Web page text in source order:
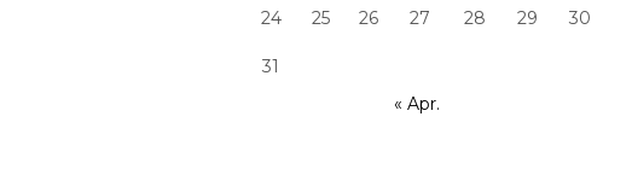
24 25 26 27 28 29 30
31
« Apr.